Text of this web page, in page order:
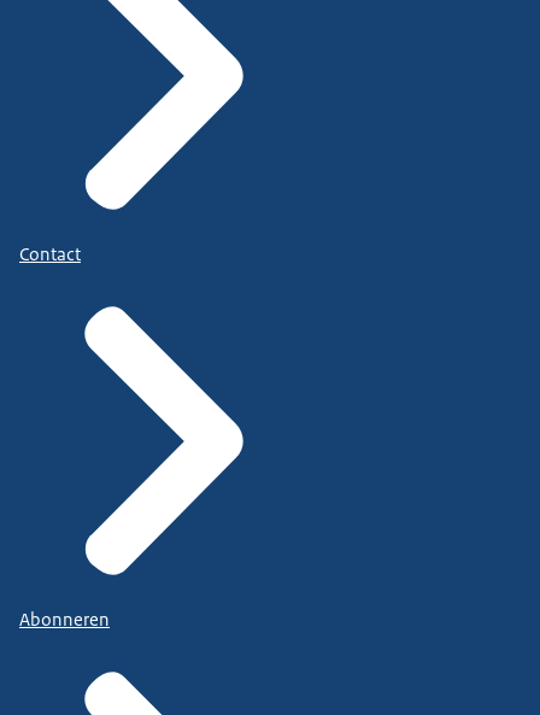
Contact
Abonneren